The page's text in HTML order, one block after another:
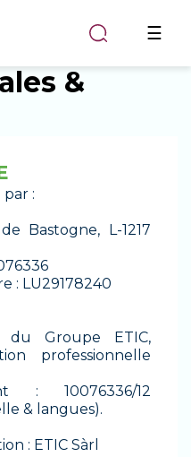
☰
&
:
Bastogne, L-1217
: LU29178240
Groupe ETIC,
professionnelle
: 10076336/12
& langues).
: ETIC Sàrl